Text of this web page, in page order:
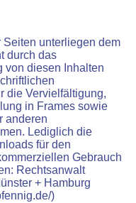
Seiten unterliegen dem
durch das
von diesen Inhalten
die Vervielfältigung,
in Frames sowie
anderen
Lediglich die
für den
Gebrauch
Rechtsanwalt
+ Hamburg
)